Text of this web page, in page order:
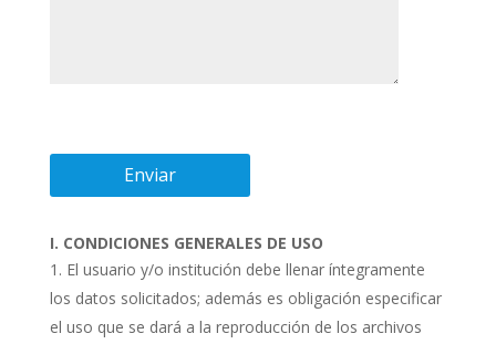
I. CONDICIONES GENERALES DE USO
El usuario y/o institución debe llenar íntegramente
los datos solicitados; además es obligación especificar
el uso que se dará a la reproducción de los archivos